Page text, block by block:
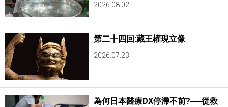
2026.08.02
第二十四回:藏王權現立像
2026.07.23
為何日本醫療DX停滯不前?──從救